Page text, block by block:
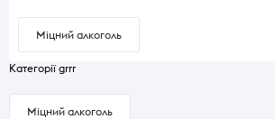
Міцний алкоголь
Категорії grrr
Міцний алкоголь